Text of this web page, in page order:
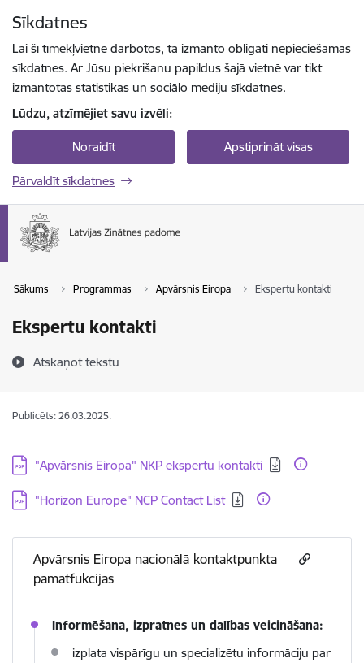
Sīkdatnes
Lai šī tīmekļvietne darbotos, tā izmanto obligāti nepieciešamās
sīkdatnes. Ar Jūsu piekrišanu papildus šajā vietnē var tikt
izmantotas statistikas un sociālo mediju sīkdatnes.
Lūdzu, atzīmējiet savu izvēli:
Noraidīt Apstiprināt visas
Pārvaldīt sīkdatnes
Sākums Programmas Apvārsnis Eiropa Ekspertu kontakti
Ekspertu kontakti
Atskaņot tekstu
Publicēts: 26.03.2025.
Lejupielādēt:
"Apvārsnis Eiropa" NKP ekspertu kontakti
Lejupielādēt:
"Horizon Europe" NCP Contact List
Apvārsnis Eiropa nacionālā kontaktpunkta
pamatfukcijas
Informēšana, izpratnes un dalības veicināšana:
izplata vispārīgu un specializētu informāciju par